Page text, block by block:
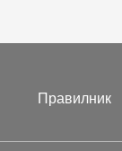
Правилник